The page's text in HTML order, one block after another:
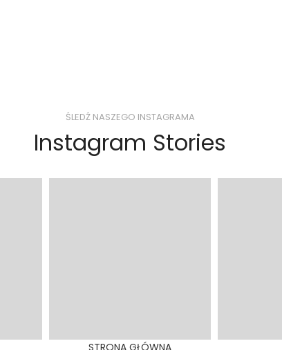
ŚLEDŹ NASZEGO INSTAGRAMA
Instagram Stories